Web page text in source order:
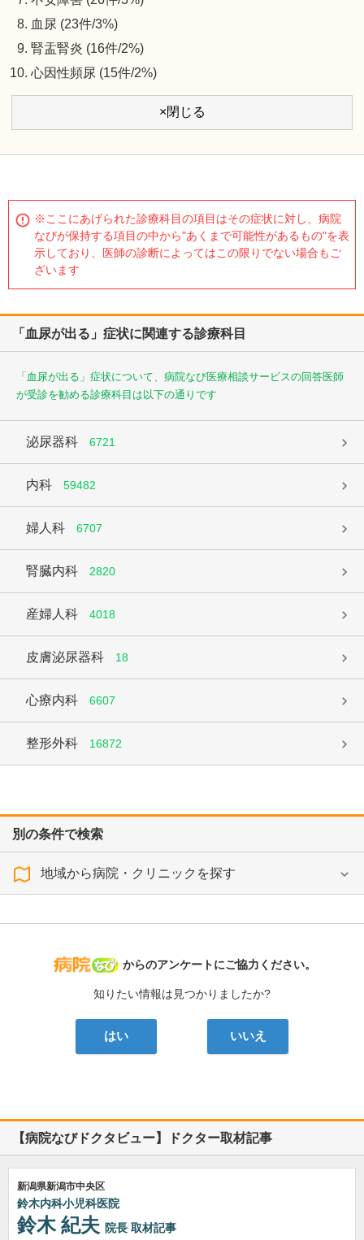
血尿 (23件/3%)
腎盂腎炎 (16件/2%)
心因性頻尿 (15件/2%)
×閉じる
※ここにあげられた診療科目の項目はその症状に対し、病院
なびが保持する項目の中から"あくまで可能性があるもの"を表
示しており、医師の診断によってはこの限りでない場合もご
ざいます
「血尿が出る」症状に関連する診療科目
「血尿が出る」症状について、病院なび医療相談サービスの回答医師
が受診を勧める診療科目は以下の通りです
泌尿器科 6721
内科 59482
婦人科 6707
腎臓内科 2820
産婦人科 4018
皮膚泌尿器科 18
心療内科 6607
整形外科 16872
別の条件で検索
地域から病院・クリニックを探す
病院なび
からのアンケートにご協力ください。
知りたい情報は見つかりましたか?
はい いいえ
【病院なびドクタビュー】ドクター取材記事
新潟県新潟市中央区
鈴木内科小児科医院
鈴木 紀夫 院長 取材記事